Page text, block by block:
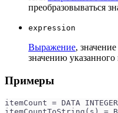
преобразовываться
expression
Выражение,
значению указанного
Примеры
itemCount = DATA